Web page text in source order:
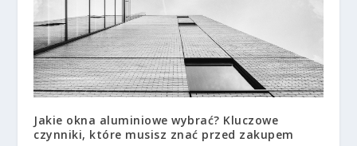
Jakie okna aluminiowe wybrać? Kluczowe
czynniki, które musisz znać przed zakupem